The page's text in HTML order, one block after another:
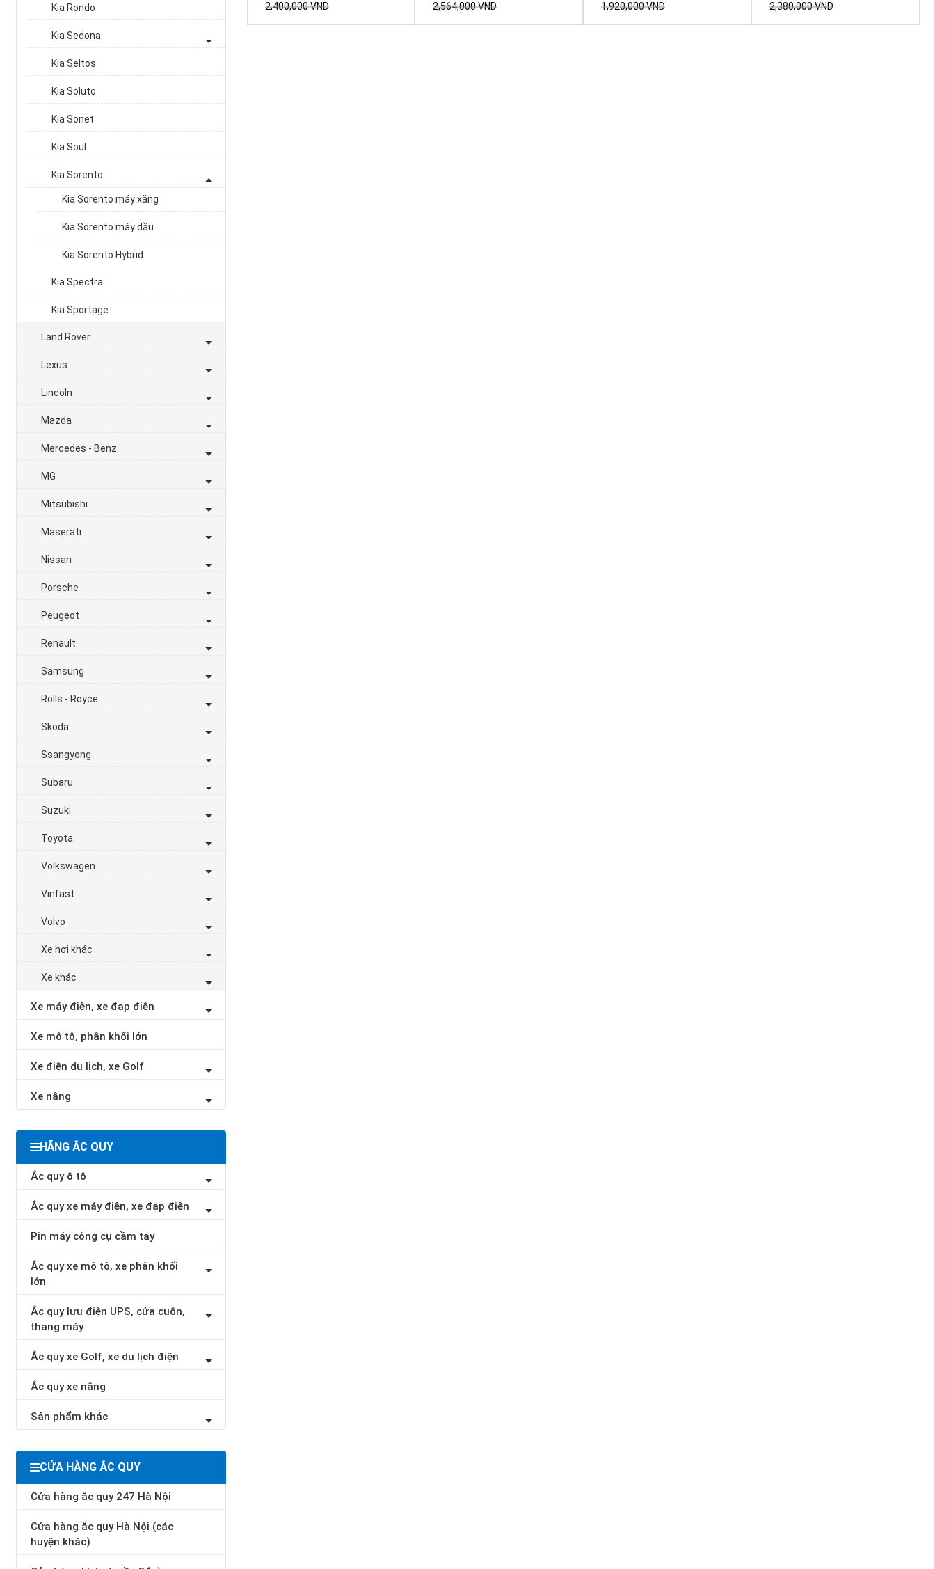
Kia Rondo
Kia Sedona
Kia Seltos
Kia Soluto
Kia Sonet
Kia Soul
Kia Sorento
Kia Sorento máy xăng
Kia Sorento máy dầu
Kia Sorento Hybrid
Kia Spectra
Kia Sportage
Land Rover
Lexus
Lincoln
Mazda
Mercedes - Benz
MG
Mitsubishi
Maserati
Nissan
Porsche
Peugeot
Renault
Samsung
Rolls - Royce
Skoda
Ssangyong
Subaru
Suzuki
Toyota
Volkswagen
Vinfast
Volvo
Xe hơi khác
Xe khác
Xe máy điện, xe đạp điện
Xe mô tô, phân khối lớn
Xe điện du lịch, xe Golf
Xe nâng
HÃNG ẮC QUY
Ắc quy ô tô
Ắc quy xe máy điện, xe đạp điện
Pin máy công cụ cầm tay
Ắc quy xe mô tô, xe phân khối
lớn
Ắc quy lưu điện UPS, cửa cuốn,
thang máy
Ắc quy xe Golf, xe du lịch điện
Ắc quy xe nâng
Sản phẩm khác
CỬA HÀNG ẮC QUY
Cửa hàng ắc quy 247 Hà Nội
Cửa hàng ắc quy Hà Nội (các
huyện khác)
2,400,000VND 2,564,000VND 1,920,000VND 2,380,000VND